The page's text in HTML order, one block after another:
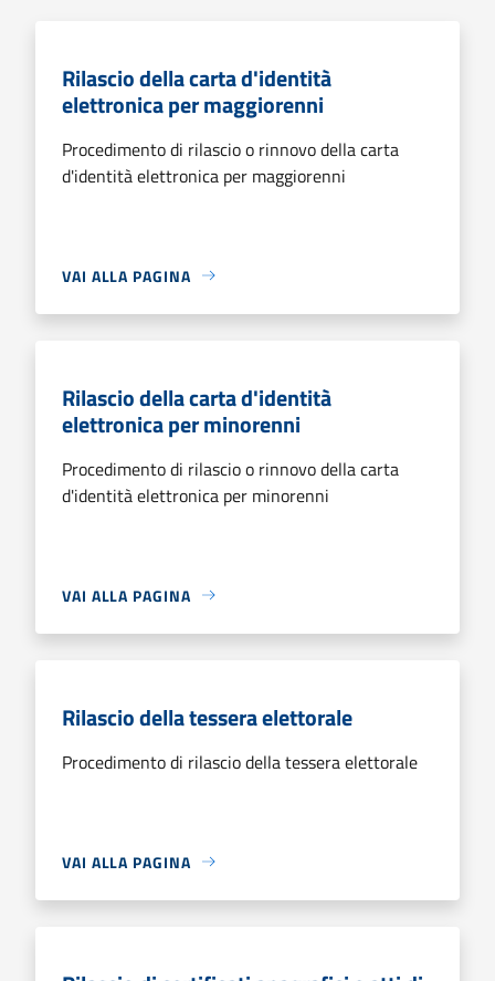
Rilascio della carta d'identità
elettronica per maggiorenni
Procedimento di rilascio o rinnovo della carta
d'identità elettronica per maggiorenni
VAI ALLA PAGINA
Rilascio della carta d'identità
elettronica per minorenni
Procedimento di rilascio o rinnovo della carta
d'identità elettronica per minorenni
VAI ALLA PAGINA
Rilascio della tessera elettorale
Procedimento di rilascio della tessera elettorale
VAI ALLA PAGINA